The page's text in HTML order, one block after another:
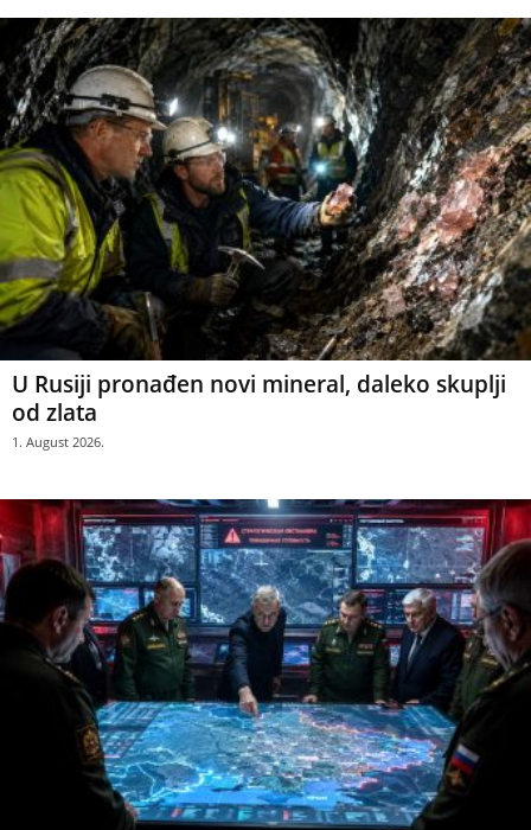
U Rusiji pronađen novi mineral, daleko skuplji
od zlata
1. August 2026.